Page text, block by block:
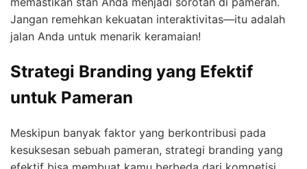
Jangan remehkan kekuatan interaktivitas—itu adalah
jalan Anda untuk menarik keramaian!
Strategi Branding yang Efektif
untuk Pameran
Meskipun banyak faktor yang berkontribusi pada
kesuksesan sebuah pameran, strategi branding yang